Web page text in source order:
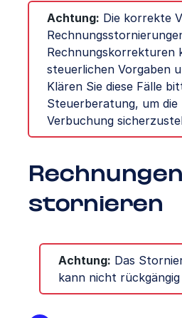
Achtung: Die korrekte
Rechnungskorrekturen
steuerlichen Vorgaben
Klären Sie diese Fälle
Steuerberatung, um
Verbuchung
Rechnungen
stornieren
Achtung: Das
kann nicht